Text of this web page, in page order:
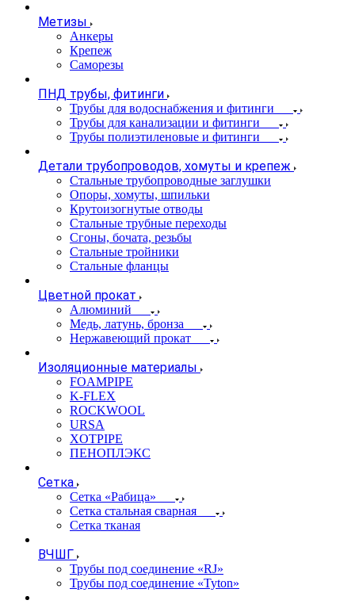
Метизы
Анкеры
Крепеж
Саморезы
ПНД трубы, фитинги
Трубы для водоснабжения и фитинги
Трубы для канализации и фитинги
Трубы полиэтиленовые и фитинги
Детали трубопроводов, хомуты и крепеж
Стальные трубопроводные заглушки
Опоры, хомуты, шпильки
Крутоизогнутые отводы
Стальные трубные переходы
Сгоны, бочата, резьбы
Стальные тройники
Стальные фланцы
Цветной прокат
Алюминий
Медь, латунь, бронза
Нержавеющий прокат
Изоляционные материалы
FOAMPIPE
K-FLEX
ROCKWOOL
URSA
XOTPIPE
ПЕНОПЛЭКС
Сетка
Сетка «Рабица»
Сетка стальная сварная
Сетка тканая
ВЧШГ
Трубы под соединение «RJ»
Трубы под соединение «Tyton»